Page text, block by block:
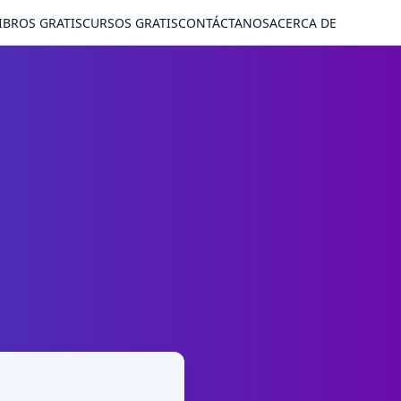
GRATISCURSOS GRATISCONTÁCTANOSACERCA DE